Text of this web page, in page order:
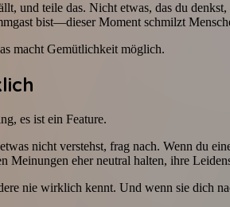
und teile das. Nicht etwas, das du
bist—dieser Moment schmilzt
macht Gemütlichkeit möglich.
es ist ein Feature.
nicht verstehst, frag nach. Wenn du
Meinungen eher neutral halten, ihre
nie wirklich kennt. Und wenn sie dich